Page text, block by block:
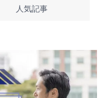
人気記事